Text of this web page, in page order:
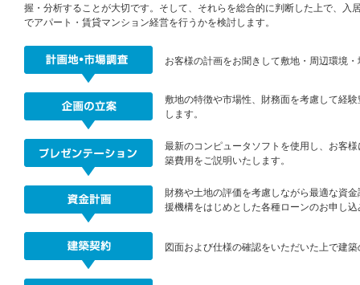
握・分析することが大切です。そして、それらを総合的に判断した上で、入
でアパート・賃貸マンション経営を行うかを検討します。
お客様の計画をお聞きして敷地・周辺環境
敷地の特徴や市場性、財務面を考慮して経
します。
最新のコンピュータソフトを使用し、お客
築費用をご説明いたします。
財務や土地の評価を考慮しながら最適な資
援機構をはじめとした各種ローンのお申し
図面および仕様の確認をいただいた上で建